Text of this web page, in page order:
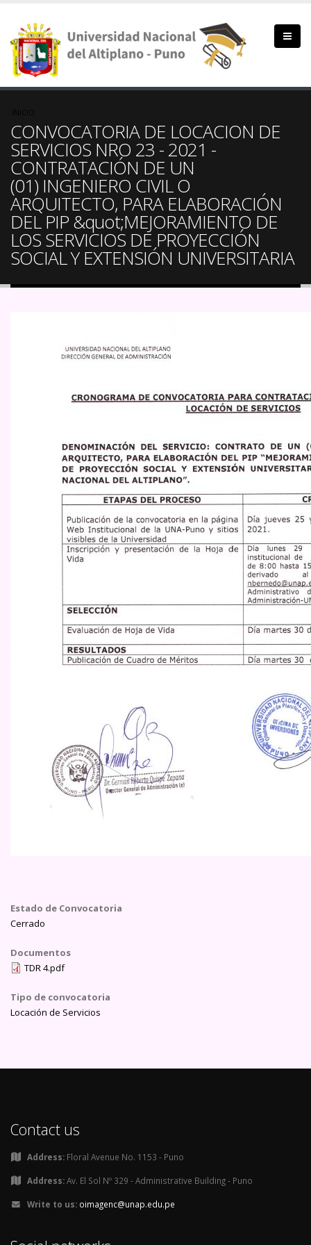
contenido
principal
enlaces
de
ayuda
a
la
navegación
CONVOCATORIA DE LOCACION DE
SERVICIOS NRO 23 - 2021 -
CONTRATACIÓN DE UN
(01) INGENIERO CIVIL O
ARQUITECTO, PARA ELABORACIÓN
DEL PIP &quot;MEJORAMIENTO DE
LOS SERVICIOS DE PROYECCIÓN
SOCIAL Y EXTENSIÓN UNIVERSITARIA
Estado de Convocatoria
Cerrado
Documentos
TDR 4.pdf
Tipo de convocatoria
Locación de Servicios
Contact us
Address: Floral Avenue No. 1153 - Puno
Address:Av. El Sol Nº 329 - Administrative Building - Puno
Write to us: oimagenc@unap.edu.pe